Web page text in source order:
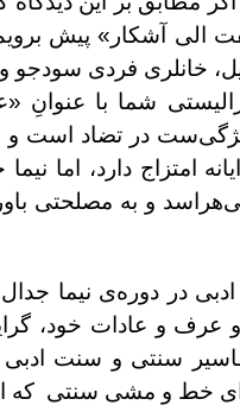
آشکار» پیش برویم
خانلری فردی
شما با
در تضاد است و
امتزاج دارد، اما
و به مصلحتی
ادبی در دوره‌ی نیما
عرف و عادات خود،
سنتی و سنت ادبی
خط و مشی سنتی که